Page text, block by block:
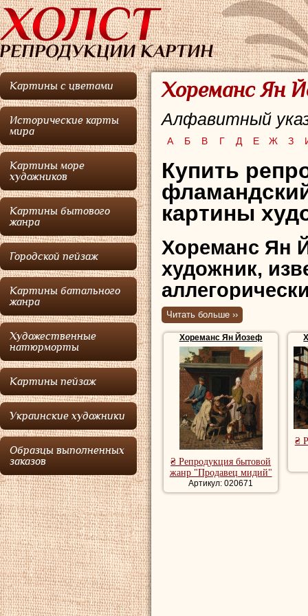
Картины с цветами
Исторические карты
мира
Картины море
художников
Картины бытового
жанра
Городской пейзаж
Картины батального
жанра
Художественные
натюрморты
Картины пейзаж
Украинские художники
Образцы выполненных
заказов
Хореманс Ян
Алфавитный
А Б В Г Д Е Ж З
Купить
картины
Хореманс Ян
художник,
Хореманс
современной
Пи (Jan van
Frans van der
Антверпенской
Михеля Франса
Хореманс
Франциски
Младший (Jan
Читать больше ››
Хореманс Ян Йозеф
₴ Репродукция бытовой
жанр "Продавец мидий"
Артикул: 020671
₴